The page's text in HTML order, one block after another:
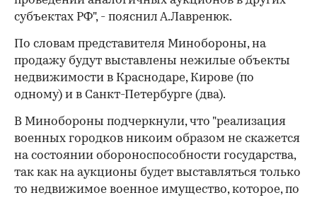
субъектах РФ", - пояснил А.Лавренюк.
По словам представителя Минобороны, на
продажу будут выставлены нежилые объекты
недвижимости в Краснодаре, Кирове (по
одному) и в Санкт-Петербурге (два).
В Минобороны подчеркнули, что "реализация
военных городков никоим образом не скажется
на состоянии обороноспособности государства,
так как на аукционы будет выставляться только
то недвижимое военное имущество, которое, по